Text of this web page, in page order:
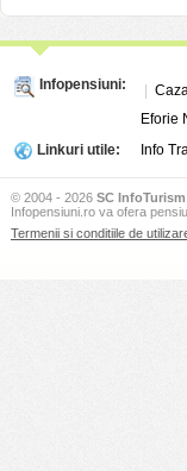
Infopensiuni:
Eforie
Linkuri utile:
Info
© 2004 - 2026 SC
Infopensiuni.ro va ofera
Termenii si conditiile de